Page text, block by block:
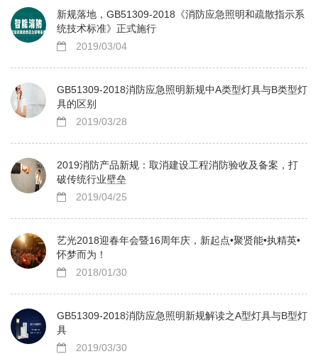
新规落地，GB51309-2018《消防应急照明和疏散指示系
统技术标准》正式施行
2019/03/04
GB51309-2018消防应急照明新规中A类型灯具与B类型灯
具的区别
2019/03/28
2019消防产品新规：取消建设工程消防验收及备案，打
破传统行业壁垒
2019/04/25
艺光2018迎春年会暨16周年庆，新起点•聚贤能•执精英•
怀梦而为！
2018/01/30
GB51309-2018消防应急照明新规解读之A型灯具与B型灯
具
2019/03/30